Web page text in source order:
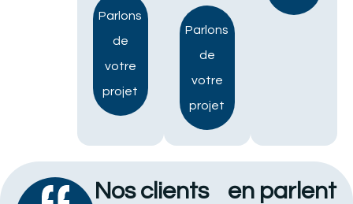
Parlons
de
votre
projet
Parlons
de
votre
projet
Nos clients en parlent